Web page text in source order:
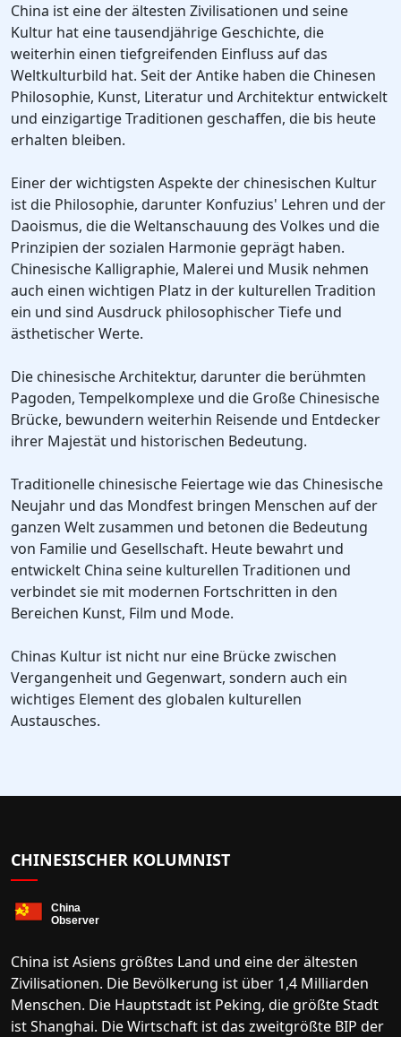
China ist eine der ältesten Zivilisationen und seine
Kultur hat eine tausendjährige Geschichte, die
weiterhin einen tiefgreifenden Einfluss auf das
Weltkulturbild hat. Seit der Antike haben die Chinesen
Philosophie, Kunst, Literatur und Architektur entwickelt
und einzigartige Traditionen geschaffen, die bis heute
erhalten bleiben.
Einer der wichtigsten Aspekte der chinesischen Kultur
ist die Philosophie, darunter Konfuzius' Lehren und der
Daoismus, die die Weltanschauung des Volkes und die
Prinzipien der sozialen Harmonie geprägt haben.
Chinesische Kalligraphie, Malerei und Musik nehmen
auch einen wichtigen Platz in der kulturellen Tradition
ein und sind Ausdruck philosophischer Tiefe und
ästhetischer Werte.
Die chinesische Architektur, darunter die berühmten
Pagoden, Tempelkomplexe und die Große Chinesische
Brücke, bewundern weiterhin Reisende und Entdecker
ihrer Majestät und historischen Bedeutung.
Traditionelle chinesische Feiertage wie das Chinesische
Neujahr und das Mondfest bringen Menschen auf der
ganzen Welt zusammen und betonen die Bedeutung
von Familie und Gesellschaft. Heute bewahrt und
entwickelt China seine kulturellen Traditionen und
verbindet sie mit modernen Fortschritten in den
Bereichen Kunst, Film und Mode.
Chinas Kultur ist nicht nur eine Brücke zwischen
Vergangenheit und Gegenwart, sondern auch ein
wichtiges Element des globalen kulturellen
Austausches.
CHINESISCHER KOLUMNIST
China ist Asiens größtes Land und eine der ältesten
Zivilisationen. Die Bevölkerung ist über 1,4 Milliarden
Menschen. Die Hauptstadt ist Peking, die größte Stadt
ist Shanghai. Die Wirtschaft ist das zweitgrößte BIP der